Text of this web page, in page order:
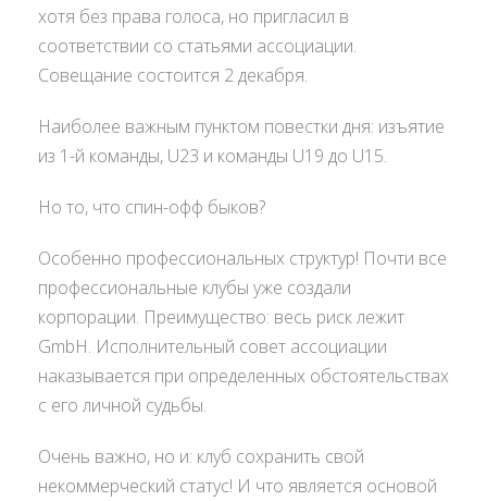
хотя без права голоса, но пригласил в
соответствии со статьями ассоциации.
Совещание состоится 2 декабря.
Наиболее важным пунктом повестки дня: изъятие
из 1-й команды, U23 и команды U19 до U15.
Но то, что спин-офф быков?
Особенно профессиональных структур! Почти все
профессиональные клубы уже создали
корпорации. Преимущество: весь риск лежит
GmbH. Исполнительный совет ассоциации
наказывается при определенных обстоятельствах
с его личной судьбы.
Очень важно, но и: клуб сохранить свой
некоммерческий статус! И что является основой